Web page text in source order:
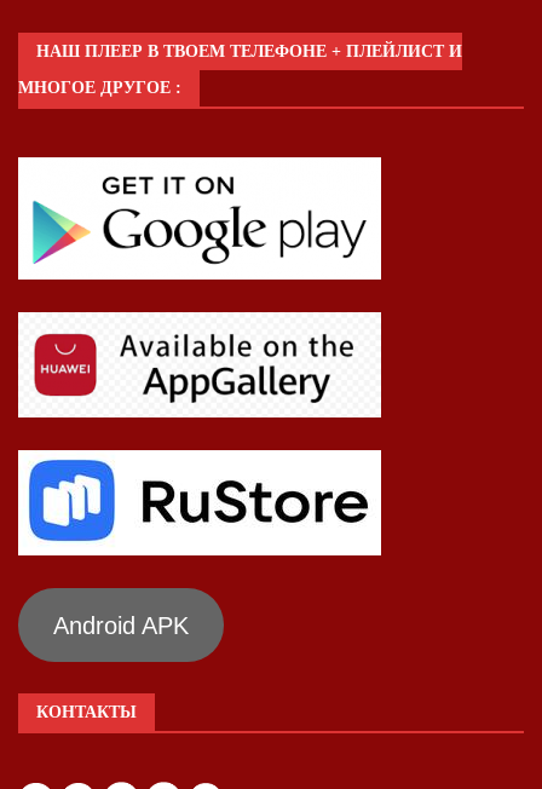
НАШ ПЛЕЕР В ТВОЕМ ТЕЛЕФОНЕ + ПЛЕЙЛИСТ И
МНОГОЕ ДРУГОЕ :
Android APK
КОНТАКТЫ